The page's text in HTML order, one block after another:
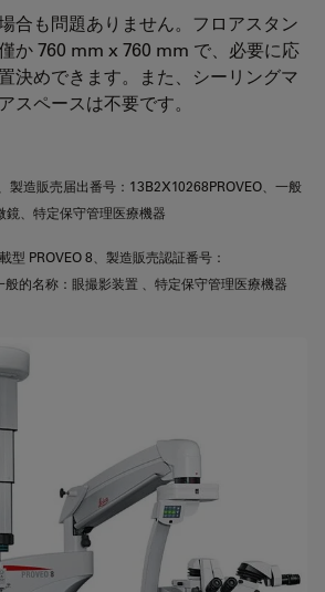
合も問題ありません。フロアスタン
か 760 mm x 760 mm で、必要に応
決めできます。また、シーリングマ
スペースは不要です。
製造販売届出番号：13B2X10268PROVEO、一般
鏡、特定保守管理医療機器
型 PROVEO 8、製造販売認証番号：
的名称：眼撮影装置 、特定保守管理医療機器